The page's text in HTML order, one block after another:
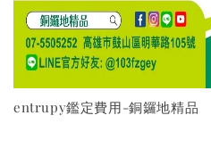
entrupy鑑定費用-銅鑼地精品